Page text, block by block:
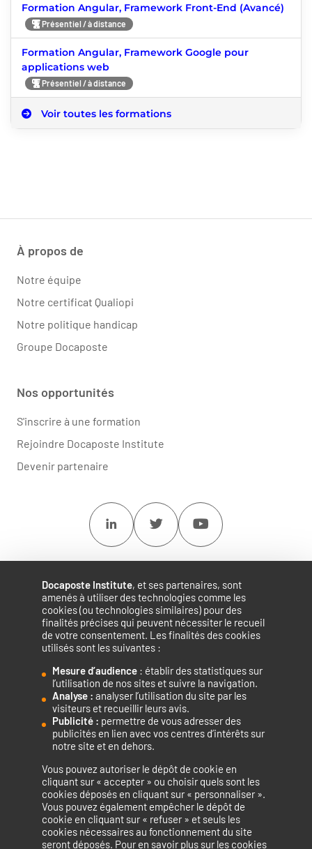
Docaposte Institute, et ses partenaires, sont
amenés à utiliser des technologies comme les
cookies (ou technologies similaires) pour des
finalités précises qui peuvent nécessiter le recueil
de votre consentement. Les finalités des cookies
utilisés sont les suivantes :
Mesure d’audience : établir des statistiques sur
l’utilisation de nos sites et suivre la navigation.
Analyse : analyser l’utilisation du site par les
visiteurs et recueillir leurs avis.
Publicité : permettre de vous adresser des
publicités en lien avec vos centres d’intérêts sur
notre site et en dehors.
Vous pouvez autoriser le dépôt de cookie en
cliquant sur « accepter » ou choisir quels sont les
cookies déposés en cliquant sur « personnaliser ».
Vous pouvez également empêcher le dépôt de
cookie en cliquant sur « refuser » et seuls les
cookies nécessaires au fonctionnement du site
seront déposés. Pour en savoir plus sur les cookies
Formation Angular, Framework Front-End (Avancé)
Présentiel / à distance
Formation Angular, Framework Google pour
applications web
Présentiel / à distance
Voir toutes les formations
Accélérateur de compétences numériques.
La certification qualité a été délivrée au titre de la catégorie
d’action suivante : ACTIONS DE FORMATION
À propos de
Notre équipe
Notre certificat Qualiopi
Notre politique handicap
Groupe Docaposte
Nos opportunités
S'inscrire à une formation
Rejoindre Docaposte Institute
Devenir partenaire
Linkedin Twitter Youtube